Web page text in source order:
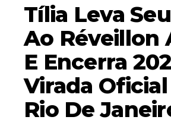
Tília Leva
Ao Réveillon
E Encerra
Virada
Rio De